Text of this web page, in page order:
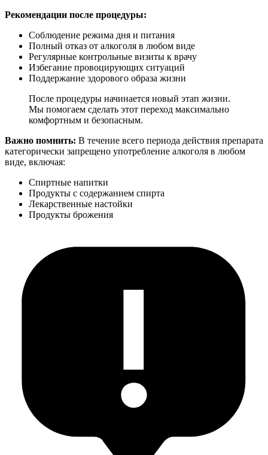
Рекомендации после процедуры:
Соблюдение режима дня и питания
Полный отказ от алкоголя в любом виде
Регулярные контрольные визиты к врачу
Избегание провоцирующих ситуаций
Поддержание здорового образа жизни
После процедуры начинается новый этап жизни.
Мы помогаем сделать этот переход максимально
комфортным и безопасным.
Важно помнить: В течение всего периода действия препарата
категорически запрещено употребление алкоголя в любом
виде, включая:
Спиртные напитки
Продукты с содержанием спирта
Лекарственные настойки
Продукты брожения